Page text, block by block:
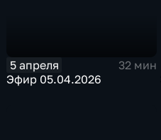
5 апреля
32 мин
Эфир 05.04.2026